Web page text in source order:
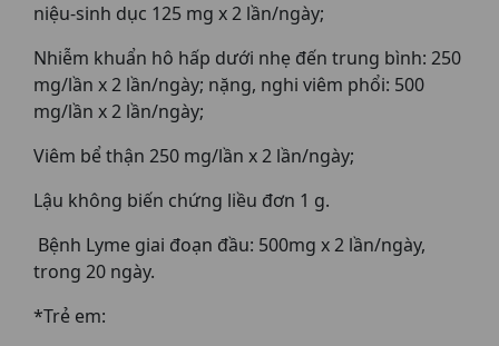
niệu-sinh dục 125 mg x 2 lần/ngày;
Nhiễm khuẩn hô hấp dưới nhẹ đến trung bình: 250
mg/lần x 2 lần/ngày; nặng, nghi viêm phổi: 500
mg/lần x 2 lần/ngày;
Viêm bể thận 250 mg/lần x 2 lần/ngày;
Lậu không biến chứng liều đơn 1 g.
Bệnh Lyme giai đoạn đầu: 500mg x 2 lần/ngày,
trong 20 ngày.
*Trẻ em: